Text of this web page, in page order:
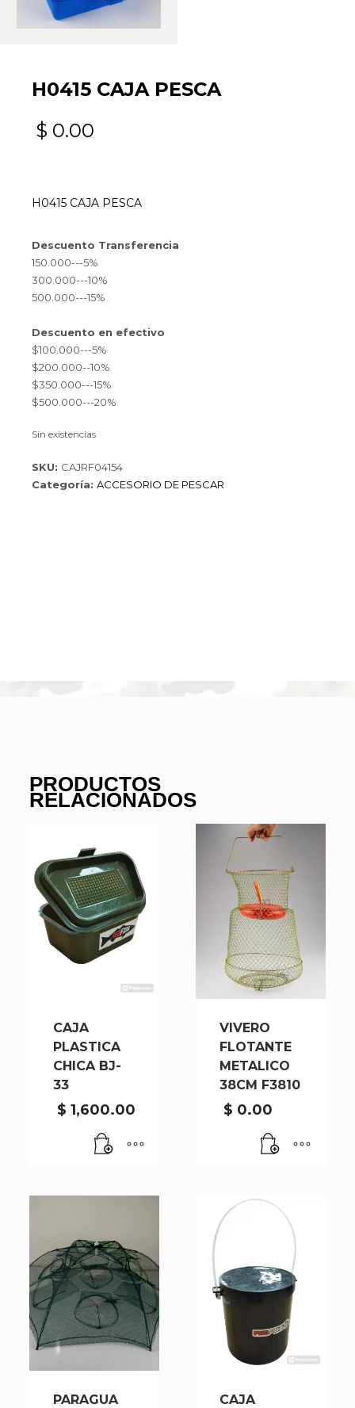
H0415 CAJA PESCA
$ 0.00
H0415 CAJA PESCA
Descuento Transferencia
150.000---5%
300.000---10%
500.000---15%
Descuento en efectivo
$100.000---5%
$200.000--10%
$350.000---15%
$500.000---20%
Sin existencias
SKU: CAJRF04154
Categoría: ACCESORIO DE PESCAR
PRODUCTOS
RELACIONADOS
CAJA
PLASTICA
CHICA BJ-
33
$ 1,600.00
VIVERO
FLOTANTE
METALICO
38CM F3810
$ 0.00
PARAGUA
CAJA